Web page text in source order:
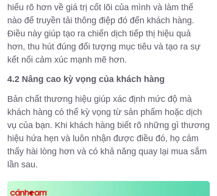
hiểu rõ hơn về giá trị cốt lõi của mình và làm thế
nào để truyền tải thông điệp đó đến khách hàng.
Điều này giúp tạo ra chiến dịch tiếp thị hiệu quả
hơn, thu hút đúng đối tượng mục tiêu và tạo ra sự
kết nối cảm xúc mạnh mẽ hơn.
4.2 Nâng cao kỳ vọng của khách hàng
Bản chất thương hiệu giúp xác định mức độ mà
khách hàng có thể kỳ vọng từ sản phẩm hoặc dịch
vụ của bạn. Khi khách hàng biết rõ những gì thương
hiệu hứa hẹn và luôn nhận được điều đó, họ cảm
thấy hài lòng hơn và có khả năng quay lại mua sắm
lần sau.